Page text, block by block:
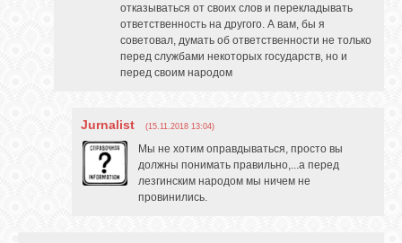
отказываться от своих слов и перекладывать
ответственность на другого. А вам, бы я
советовал, думать об ответственности не только
перед службами некоторых государств, но и
перед своим народом
Jurnalist (15.11.2018 13:04)
Мы не хотим оправдываться, просто вы
должны понимать правильно,...а перед
лезгинским народом мы ничем не
провинились.